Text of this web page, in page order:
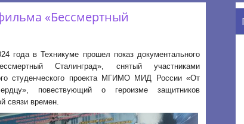
«Бессмертный
года в Техникуме прошел показ документального
Сталинград», снятый участниками
студенческого проекта МГИМО МИД России «От
повествующий о героизме защитников
связи времен.